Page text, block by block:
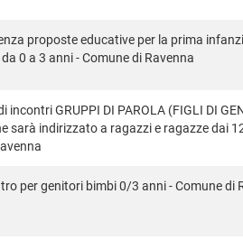
proposte educative per la prima
0 a 3 anni - Comune di Ravenna
incontri GRUPPI DI PAROLA (FIGLI DI
sarà indirizzato a ragazzi e ragazze dai
per genitori bimbi 0/3 anni - Comune di